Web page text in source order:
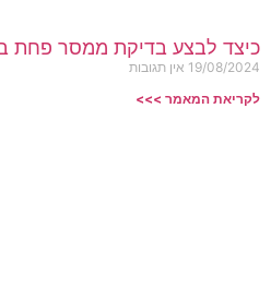
כיצד לבצע בדיקת ממסר פחת
19/08/2024 אין תגובות
לקריאת המאמר >>>